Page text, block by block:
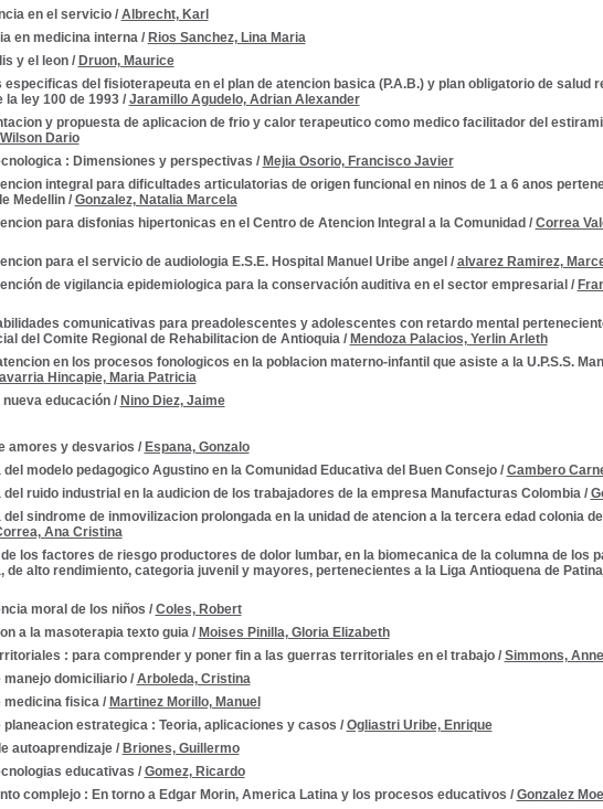
en el servicio/ Albrecht, Karl
en medicina interna/ Rios Sanchez, Lina Maria
y el leon/ Druon, Maurice
especificas del fisioterapeuta en el plan de atencion basica (P.A.B.) y plan obligatorio de salud
la ley 100 de 1993/ Jaramillo Agudelo, Adrian Alexander
y propuesta de aplicacion de frio y calor terapeutico como medico facilitador del
Dario
: Dimensiones y perspectivas / Mejia Osorio, Francisco Javier
integral para dificultades articulatorias de origen funcional en ninos de 1 a 6 anos
Medellin/ Gonzalez, Natalia Marcela
para disfonias hipertonicas en el Centro de Atencion Integral a la Comunidad / Correa
para el servicio de audiologia E.S.E. Hospital Manuel Uribe angel / alvarez Ramirez,
de vigilancia epidemiologica para la conservación auditiva en el sector empresarial /
comunicativas para preadolescentes y adolescentes con retardo mental
del Comite Regional de Rehabilitacion de Antioquia/ Mendoza Palacios, Yerlin Arleth
en los procesos fonologicos en la poblacion materno-infantil que asiste a la U.P.S.S.
Hincapie, Maria Patricia
nueva educación/ Nino Diez, Jaime
amores y desvarios / Espana, Gonzalo
del modelo pedagogico Agustino en la Comunidad Educativa del Buen Consejo/ Cambero
del ruido industrial en la audicion de los trabajadores de la empresa Manufacturas Colombia/
del sindrome de inmovilizacion prolongada en la unidad de atencion a la tercera edad colonia
Ana Cristina
de los factores de riesgo productores de dolor lumbar, en la biomecanica de la columna de los
de alto rendimiento, categoria juvenil y mayores, pertenecientes a la Liga Antioquena de
moral de los niños / Coles, Robert
a la masoterapia texto guia/ Moises Pinilla, Gloria Elizabeth
: para comprender y poner fin a las guerras territoriales en el trabajo/ Simmons,
manejo domiciliario/ Arboleda, Cristina
medicina fisica/ Martinez Morillo, Manuel
planeacion estrategica : Teoria, aplicaciones y casos / Ogliastri Uribe, Enrique
autoaprendizaje/ Briones, Guillermo
educativas / Gomez, Ricardo
complejo : En torno a Edgar Morin, America Latina y los procesos educativos / Gonzalez